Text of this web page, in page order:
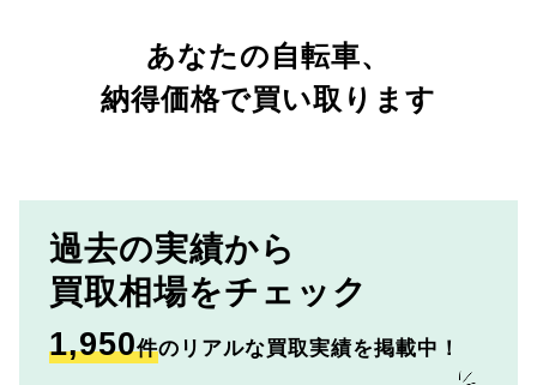
あなたの自転車、
納得価格で買い取ります
過去の実績から
買取相場をチェック
1,950件のリアルな買取実績を掲載中！